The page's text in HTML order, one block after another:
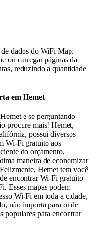
dados do WiFi Map.
ou carregar páginas da
reduzindo a quantidade
em Hemet
e se perguntando
procure mais! Hemet,
possui diversos
Wi-Fi gratuito aos
do orçamento,
maneira de economizar
Hemet tem você
encontrar Wi-Fi gratuito
Esses mapas podem
Wi-Fi em toda a cidade,
não importa para onde
para encontrar